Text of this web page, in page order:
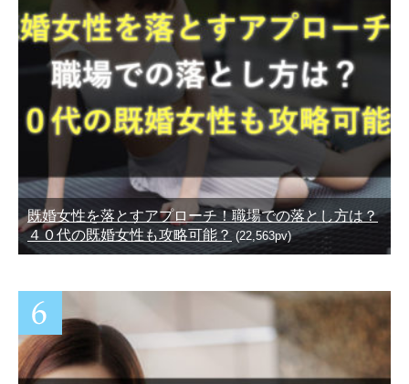
既婚女性を落とすアプローチ！職場での落とし方は？
４０代の既婚女性も攻略可能？ (22,563pv)